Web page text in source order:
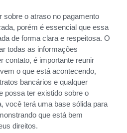
sobre o atraso no pagamento
porém é essencial que essa
de forma clara e respeitosa. O
todas as informações
contato, é importante reunir
o que está acontecendo,
bancários e qualquer
possa ter existido sobre o
você terá uma base sólida para
que está bem
direitos.